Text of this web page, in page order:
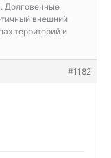
Долговечные
внешний
территорий и
#1182